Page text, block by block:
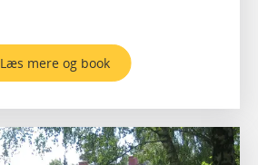
Læs mere og book